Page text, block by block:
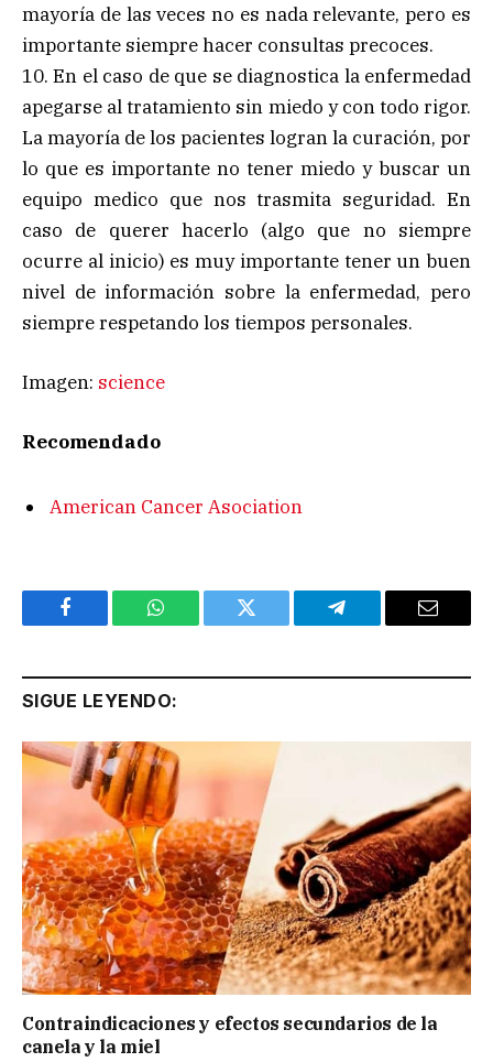
mayoría de las veces no es nada relevante, pero es
importante siempre hacer consultas precoces.
10. En el caso de que se diagnostica la enfermedad
apegarse al tratamiento sin miedo y con todo rigor.
La mayoría de los pacientes logran la curación, por
lo que es importante no tener miedo y buscar un
equipo medico que nos trasmita seguridad. En
caso de querer hacerlo (algo que no siempre
ocurre al inicio) es muy importante tener un buen
nivel de información sobre la enfermedad, pero
siempre respetando los tiempos personales.
Imagen: science
Recomendado
American Cancer Asociation
Facebook WhatsApp Twitter Telegram Email
SIGUE LEYENDO:
Contraindicaciones y efectos secundarios de la
canela y la miel